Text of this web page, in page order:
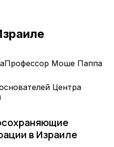
Профессор Моше Паппа
Центра
в Израиле